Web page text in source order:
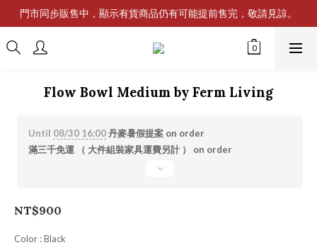
門市同步販售中，顯示有貨商品仍有可能提前售完，敬請見諒。
Flow Bowl Medium by Ferm Living
Until 08/30 16:00丹麥暑假提案 on order
滿三千免運 （ 大件組裝家具運費另計 ） on order
NT$900
Color : Black